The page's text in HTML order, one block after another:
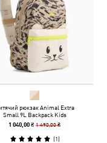
рюкзак Animal Extra
Small 9L Backpack Kids
1 040,00 ₴1 490,00 ₴
(1)